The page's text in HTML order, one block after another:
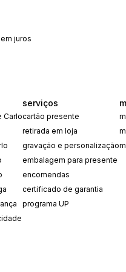
juros
Carlo
serviços
cartão presente
retirada em loja
gravação e personalização
embalagem para presente
encomendas
certificado de garantia
programa UP